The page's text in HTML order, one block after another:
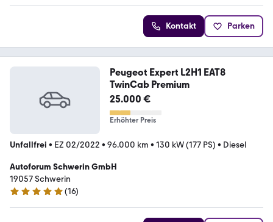
Kontakt Parken
Peugeot Expert L2H1 EAT8
TwinCab Premium
25.000 €
Erhöhter Preis
Unfallfrei • EZ 02/2022 • 96.000 km • 130 kW (177 PS) • Diesel
Autoforum Schwerin GmbH
19057 Schwerin
5 Sterne
(16)